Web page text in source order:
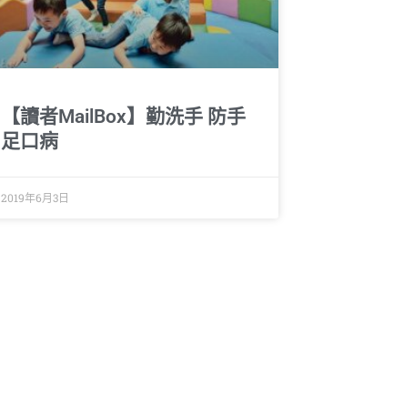
【讀者MailBox】勤洗手 防手
足口病
2019年6月3日